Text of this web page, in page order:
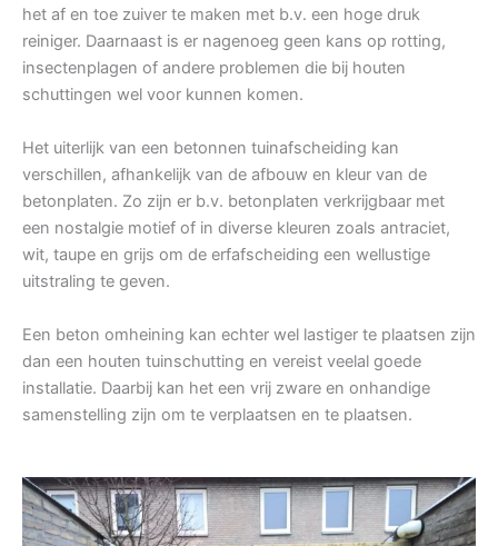
het af en toe zuiver te maken met b.v. een hoge druk
reiniger. Daarnaast is er nagenoeg geen kans op rotting,
insectenplagen of andere problemen die bij houten
schuttingen wel voor kunnen komen.
Het uiterlijk van een betonnen tuinafscheiding kan
verschillen, afhankelijk van de afbouw en kleur van de
betonplaten. Zo zijn er b.v. betonplaten verkrijgbaar met
een nostalgie motief of in diverse kleuren zoals antraciet,
wit, taupe en grijs om de erfafscheiding een wellustige
uitstraling te geven.
Een beton omheining kan echter wel lastiger te plaatsen zijn
dan een houten tuinschutting en vereist veelal goede
installatie. Daarbij kan het een vrij zware en onhandige
samenstelling zijn om te verplaatsen en te plaatsen.